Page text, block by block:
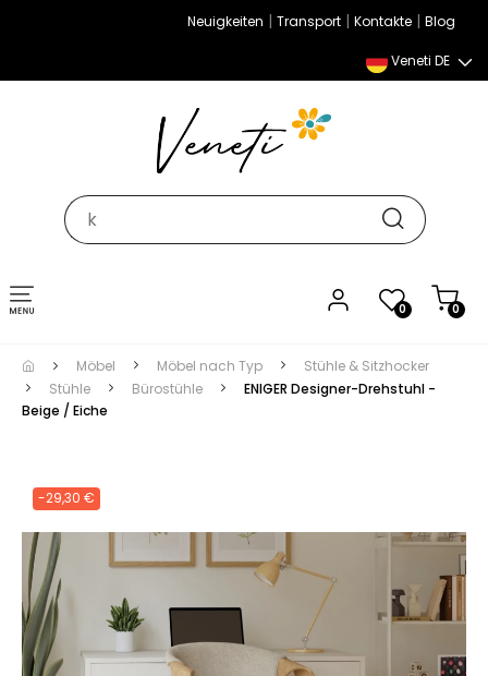
Neuigkeiten | Transport | Kontakte | Blog
Veneti DE
0 0
Umschalten
der
Navigation
Möbel Möbel nach Typ
Stühle & Sitzhocker
Stühle
Bürostühle
ENIGER Designer-Drehstuhl -
Beige / Eiche
-29,30 €